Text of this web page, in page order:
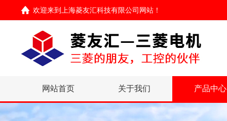
欢迎来到 上海菱友汇科技有限公司网站 ！
网站首页 关于我们 产品中心